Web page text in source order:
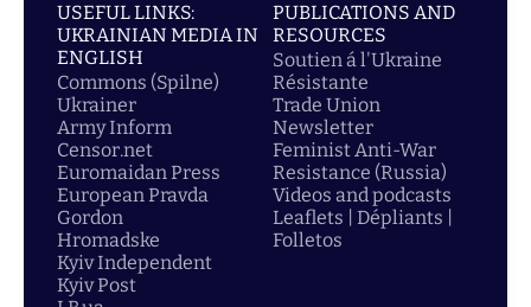
USEFUL LINKS:
UKRAINIAN MEDIA IN
ENGLISH
Commons (Spilne)
Ukrainer
Army Inform
Censor.net
Euromaidan Press
European Pravda
Gordon
Hromadske
Kyiv Independent
Kyiv Post
PUBLICATIONS AND
RESOURCES
Soutien á l'Ukraine
Résistante
Trade Union
Newsletter
Feminist Anti-War
Resistance (Russia)
Videos and podcasts
Leaflets | Dépliants |
Folletos